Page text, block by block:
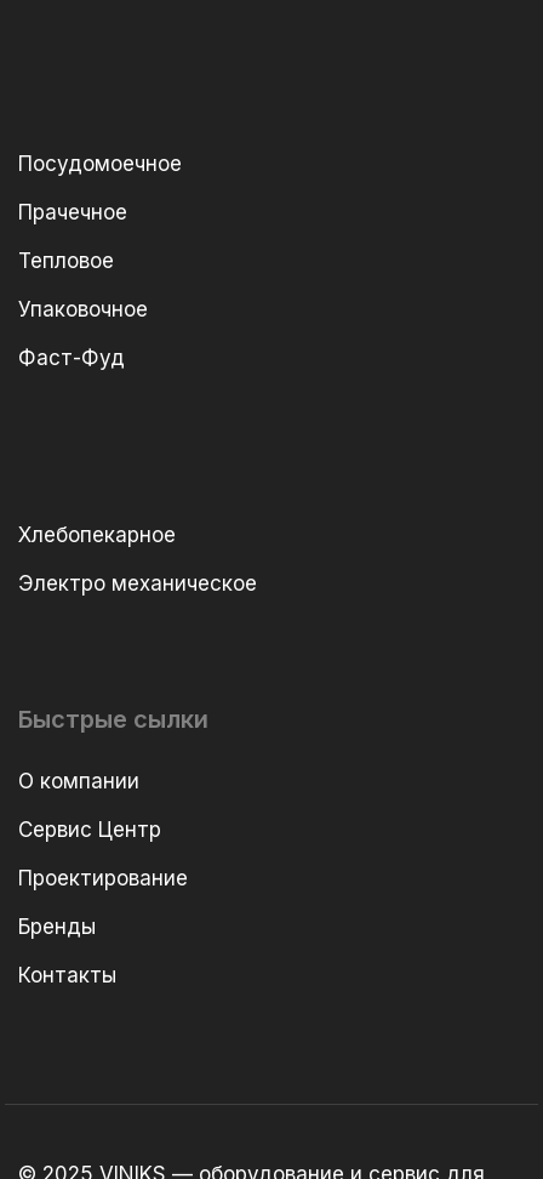
Посудомоечное
Прачечное
Тепловое
Упаковочное
Фаст-Фуд
Хлебопекарное
Электро механическое
Быстрые сылки
О компании
Сервис Центр
Проектирование
Бренды
Контакты
© 2025 VINIKS — оборудование и сервис для